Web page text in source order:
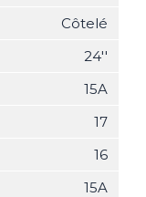
Côtelé
24''
15A
17
16
15A